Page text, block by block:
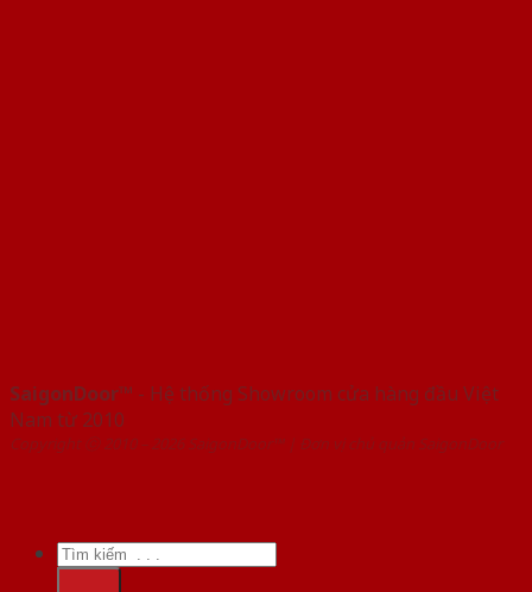
SaigonDoor™ - Hệ thống Showroom cửa hàng đầu Việt
Nam từ 2010
Copyright ⓒ 2010 – 2026 SaigonDoor™ | Đơn vị chủ quản SaigonDoor
Tìm
kiếm: